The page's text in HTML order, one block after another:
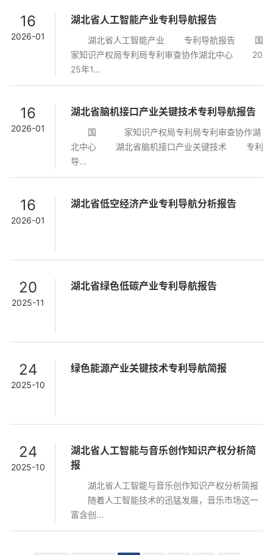
湖北省人工智能产业专利导航报告
湖北省人工智能产业 专利导航报告 国
家知识产权局专利局专利审查协作湖北中心 20
25年1...
16
2026-01
湖北省脑机接口产业关键技术专利导航报告
国 家知识产权局专利局专利审查协作湖
北中心 湖北省脑机接口产业关键技术 专利
导...
16
2026-01
湖北省低空经济产业专利导航分析报告
16
2026-01
湖北省绿色低碳产业专利导航报告
20
2025-11
绿色能源产业关键技术专利导航简报
24
2025-10
湖北省人工智能与音乐创作知识产权分析简
报
湖北省人工智能与音乐创作知识产权分析简报
随着人工智能技术的迅猛发展，音乐市场这一
富含创...
24
2025-10